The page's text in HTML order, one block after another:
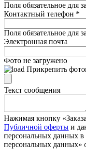
Поля обязательное для
Контактный телефон *
Поля обязательное для
Электронная почта
Фото не загружено
Прикрепить
Текст сообщения
Нажимая кнопку
Публичной оферты и
персональных данных
персональных данных»